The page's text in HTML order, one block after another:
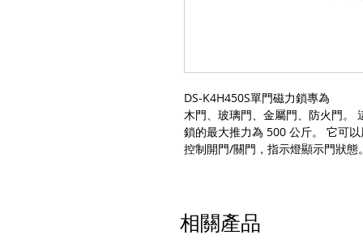
DS-K4H450S單門磁力鎖專為
木門、玻璃門、金屬門、防火門。
鎖的最大推力為 500 公斤。 它可
控制開門/關門，指示燈顯示門狀
相關產品